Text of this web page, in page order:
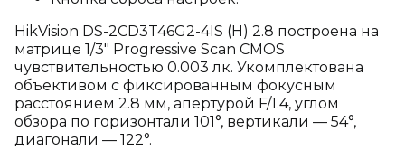
HikVision DS-2CD3T46G2-4IS (H) 2.8 построена на
матрице 1/3" Progressive Scan CMOS
чувствительностью 0.003 лк. Укомплектована
объективом с фиксированным фокусным
расстоянием 2.8 мм, апертурой F/1.4, углом
обзора по горизонтали 101°, вертикали — 54°,
диагонали — 122°.